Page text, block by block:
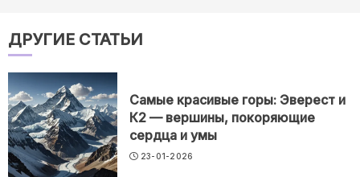
ДРУГИЕ СТАТЬИ
Самые красивые горы: Эверест и
К2 — вершины, покоряющие
сердца и умы
23-01-2026